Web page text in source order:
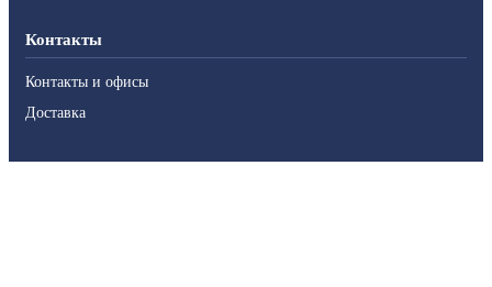
Контакты
Контакты и офисы
Доставка